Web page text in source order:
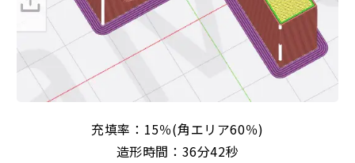
充填率：15％(角エリア60％)
造形時間：36分42秒